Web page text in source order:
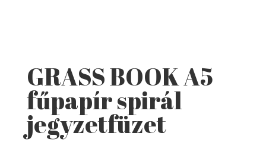
GRASS BOOK A5
fűpapír spirál
jegyzetfüzet